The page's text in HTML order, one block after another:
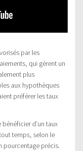
par les
qui gèrent un
plus
aux hypothèques
préférer les taux
d’un taux
temps, selon le
pourcentage précis.